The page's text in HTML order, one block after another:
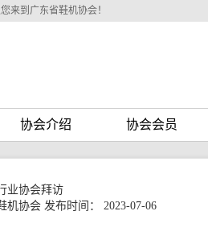
来到广东省鞋机协会！
协会介绍 协会会员
业协会拜访
机协会 发布时间： 2023-07-06